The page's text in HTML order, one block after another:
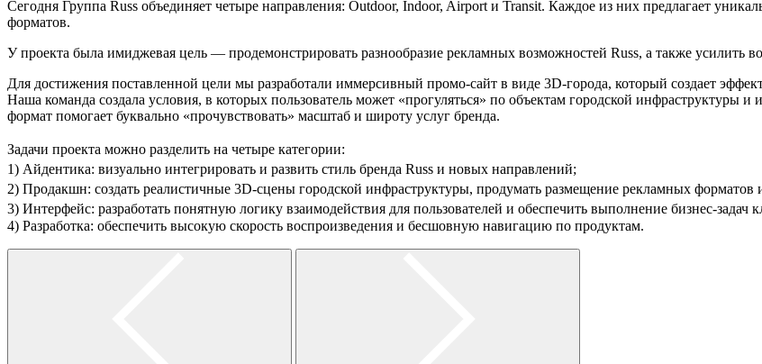
Сегодня Группа Russ объединяет четыре направления: Outdoor, Indoor, Airport и Transit. Каждое из них предлагает
форматов.
У проекта была имиджевая цель — продемонстрировать разнообразие рекламных возможностей Russ, а также усилить
Для достижения поставленной цели мы разработали иммерсивный промо-сайт в виде 3D-города, который создает
Наша команда создала условия, в которых пользователь может «прогуляться» по объектам городской инфраструктуры
формат помогает буквально «прочувствовать» масштаб и широту услуг бренда.
Задачи проекта можно разделить на четыре категории:
1) Айдентика: визуально интегрировать и развить стиль бренда Russ и новых направлений;
2) Продакшн: создать реалистичные 3D-сцены городской инфраструктуры, продумать размещение рекламных
3) Интерфейс: разработать понятную логику взаимодействия для пользователей и обеспечить выполнение бизнес-задач
4) Разработка: обеспечить высокую скорость воспроизведения и бесшовную навигацию по продуктам.